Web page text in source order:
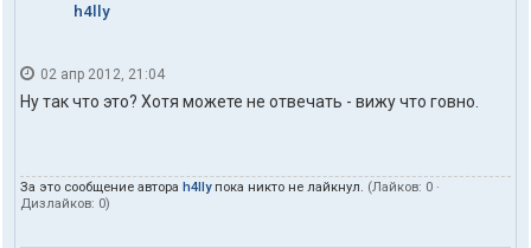
h4lly
02 апр 2012, 21:04
Ну так что это? Хотя можете не отвечать - вижу что говно.
За это сообщение автора h4llyпока никто не лайкнул. (Лайков: 0 ·
Дизлайков: 0)